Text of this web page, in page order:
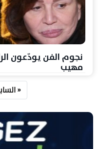
نجوم الفن يودّعون
مهيب
«